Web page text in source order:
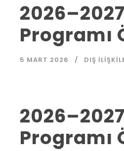
Programı
5 MART 2026 DIŞ